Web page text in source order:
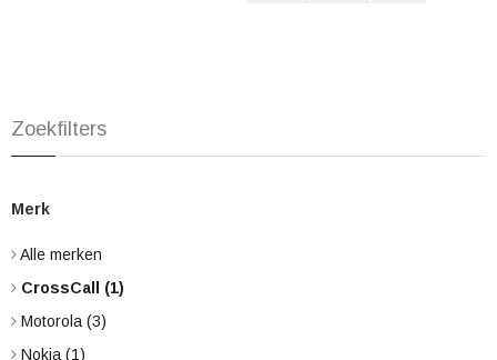
Zoekfilters
Merk
Alle merken
CrossCall (1)
Motorola (3)
Nokia (1)